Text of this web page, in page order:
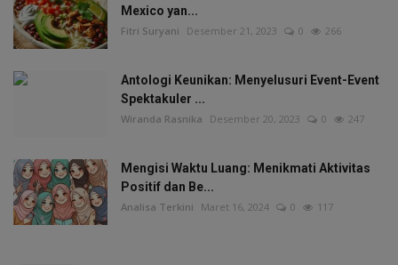
Mexico yan...
Fitri Suryani Desember 21, 2023 0 266
Antologi Keunikan: Menyelusuri Event-Event
Spektakuler ...
Wiranda Rasnika Desember 20, 2023 0 247
Mengisi Waktu Luang: Menikmati Aktivitas
Positif dan Be...
Analisa Terkini Maret 16, 2024 0 117